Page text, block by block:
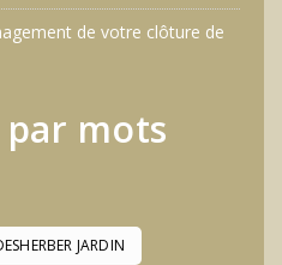
de votre clôture de
mots
JARDIN